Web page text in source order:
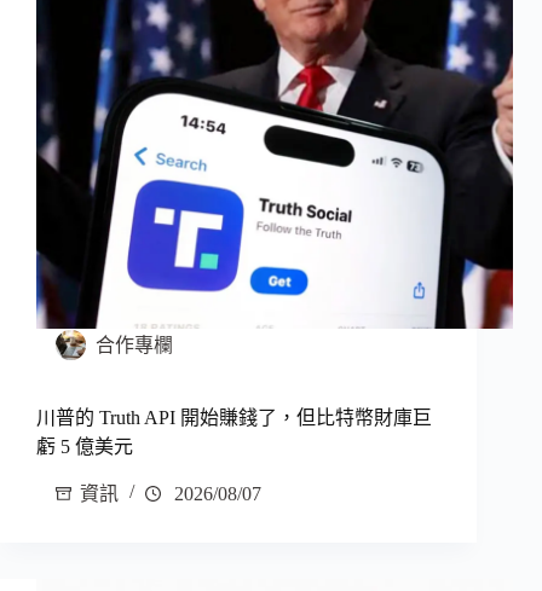
合作專欄
川普的 Truth API 開始賺錢了，但比特幣財庫巨
虧 5 億美元
資訊 2026/08/07